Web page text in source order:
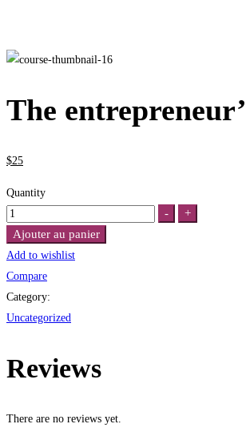
The
$25
Quantity
The
entrepreneur’s
guide
for
beginners
quantity
-
+
Ajouter au panier
Add to wishlist
Compare
Category:
Uncategorized
Reviews
There are no reviews yet.